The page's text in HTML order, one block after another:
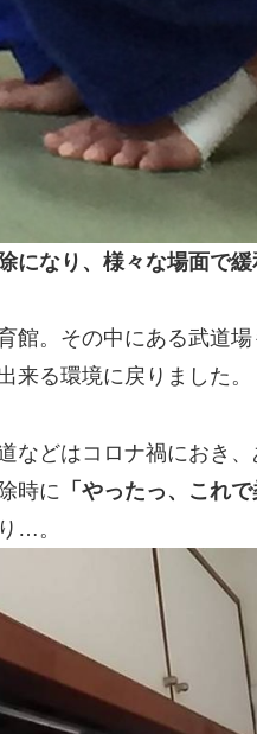
なり、様々な場面で緩
館。その中にある武道
来る環境に戻りました。
などはコロナ禍におき
時に 「やったっ、これ
…。